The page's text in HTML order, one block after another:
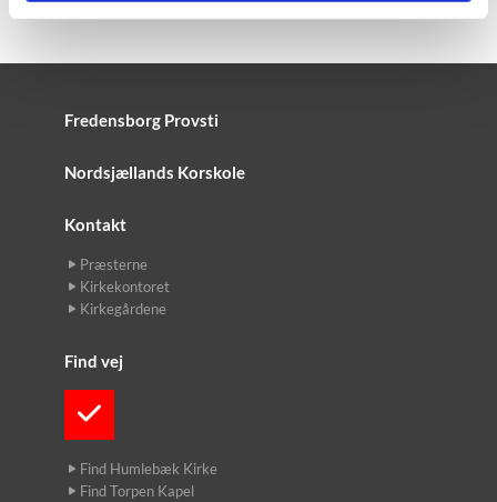
Fredensborg Provsti
Nordsjællands Korskole
Kontakt
Præsterne
Kirkekontoret
Kirkegårdene
Find vej
Find Humlebæk Kirke
Find Torpen Kapel